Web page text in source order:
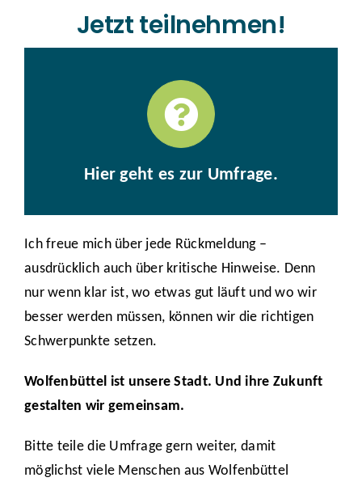
Jetzt teilnehmen!
Hier geht es zur Umfrage.
Ich freue mich über jede Rückmeldung –
ausdrücklich auch über kritische Hinweise. Denn
nur wenn klar ist, wo etwas gut läuft und wo wir
besser werden müssen, können wir die richtigen
Schwerpunkte setzen.
Wolfenbüttel ist unsere Stadt. Und ihre Zukunft
gestalten wir gemeinsam.
Bitte teile die Umfrage gern weiter, damit
möglichst viele Menschen aus Wolfenbüttel